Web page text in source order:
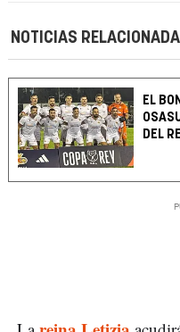
NOTICIAS
EL
DEL